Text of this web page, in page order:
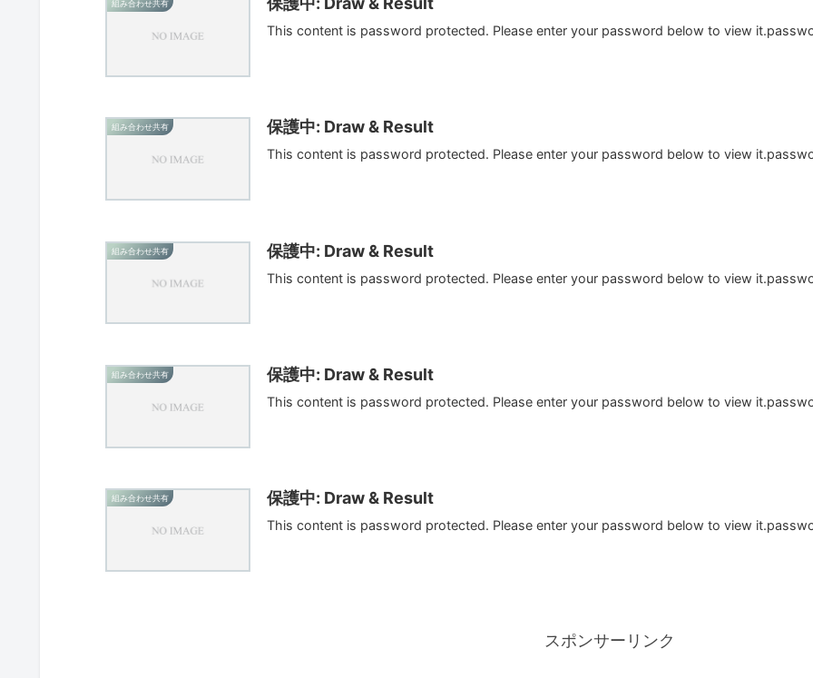
組み合わせ共有
This content is password protected. Please enter your password below to view
組み合わせ共有 保護中: Draw & Result
This content is password protected. Please enter your password below to view
組み合わせ共有 保護中: Draw & Result
This content is password protected. Please enter your password below to view
組み合わせ共有 保護中: Draw & Result
This content is password protected. Please enter your password below to view
組み合わせ共有 保護中: Draw & Result
This content is password protected. Please enter your password below to view
スポンサーリンク